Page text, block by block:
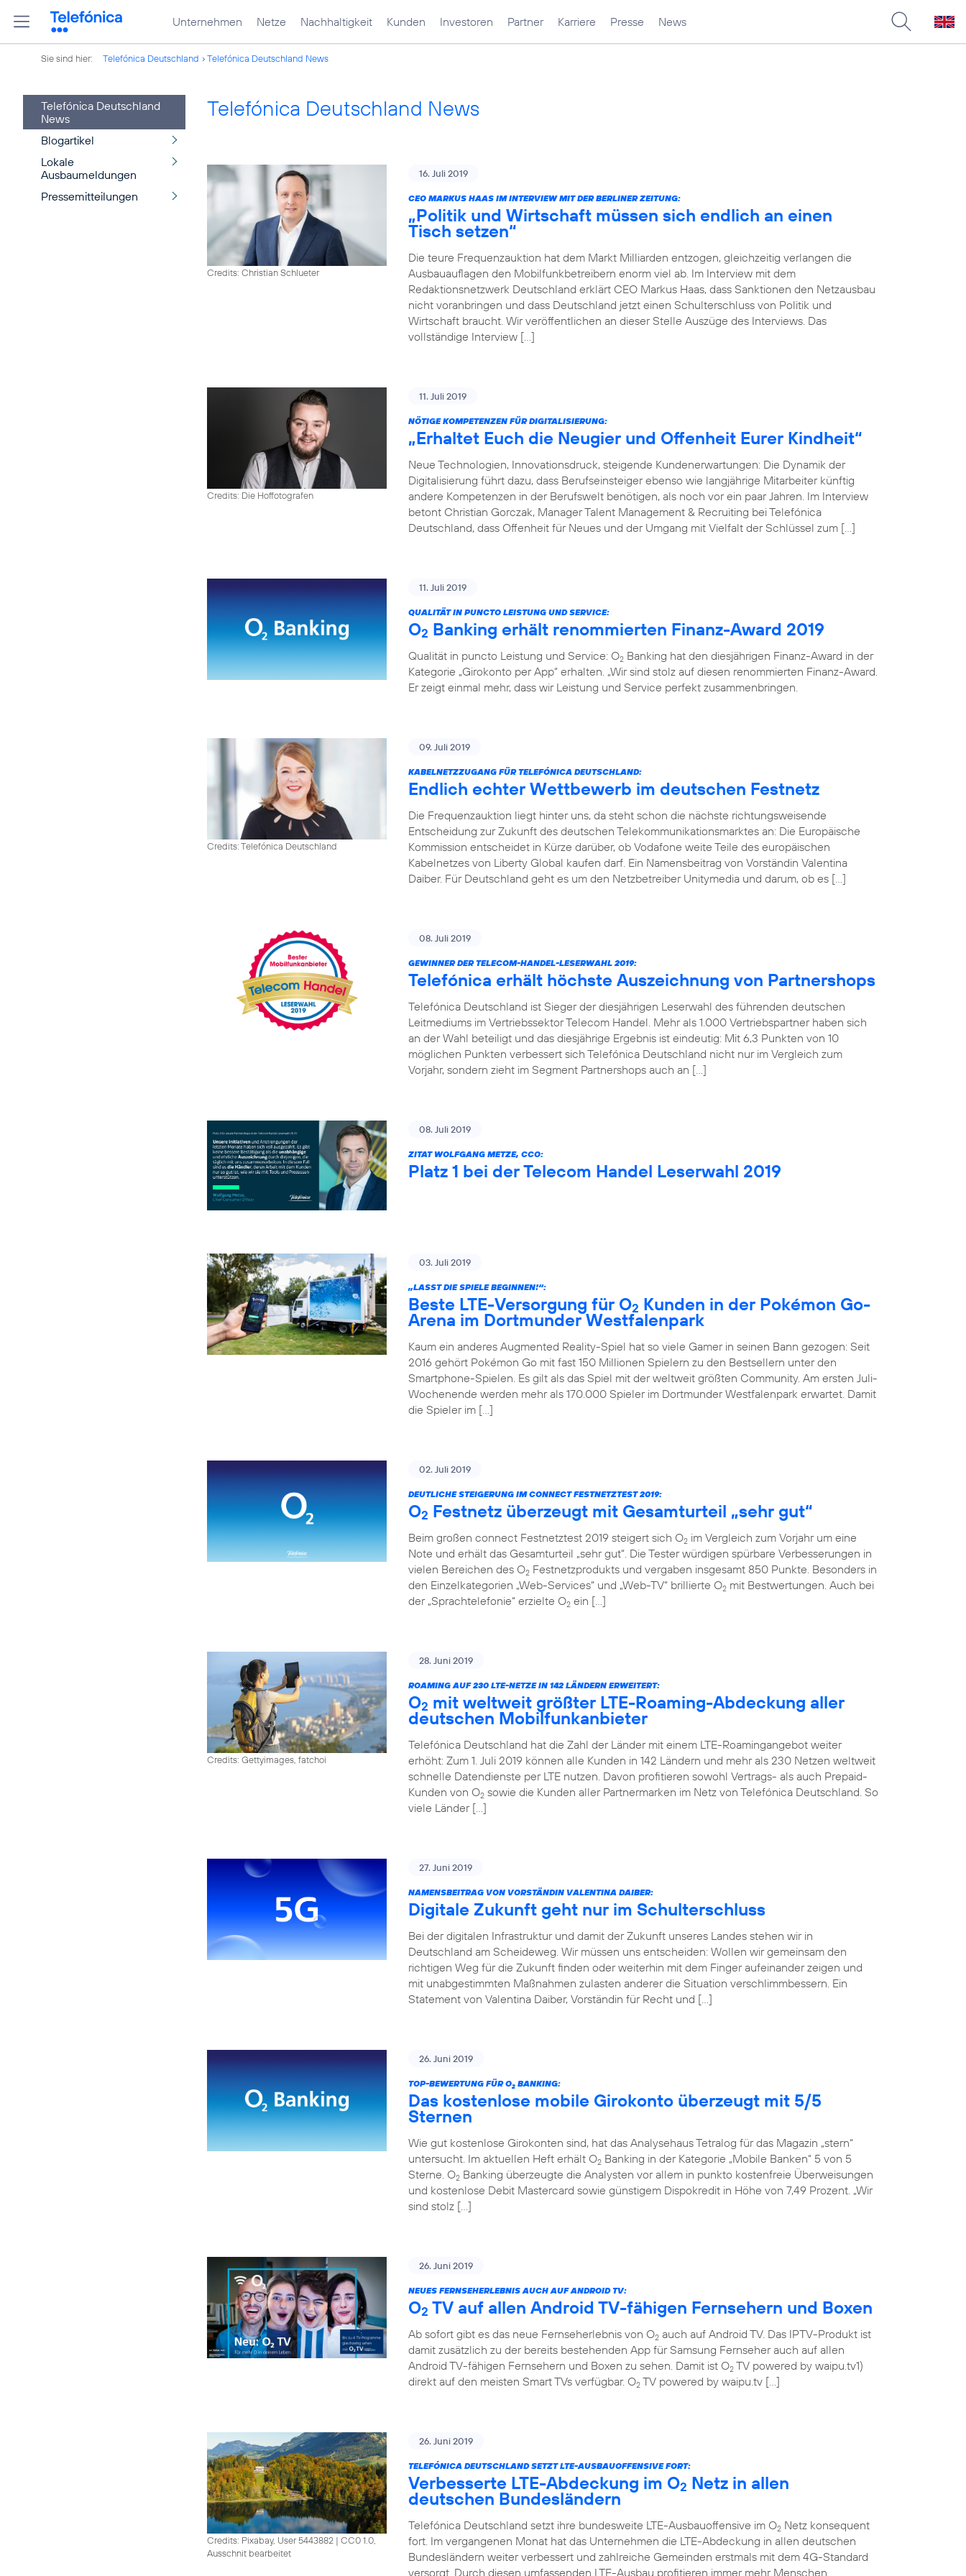
Unternehmen Netze Nachhaltigkeit Kunden Investoren Partner Karriere Presse News
Sie sind hier: Telefónica Deutschland Telefónica Deutschland News
Telefónica Deutschland
News
Blogartikel
Lokale
Ausbaumeldungen
Pressemitteilungen
Telefónica Deutschland News
Credits: Christian Schlueter
16. Juli 2019
CEO MARKUS HAAS IM INTERVIEW MIT DER BERLINER ZEITUNG:
„Politik und Wirtschaft müssen sich endlich an einen
Tisch setzen“
Die teure Frequenzauktion hat dem Markt Milliarden entzogen, gleichzeitig verlangen die
Ausbauauflagen den Mobilfunkbetreibern enorm viel ab. Im Interview mit dem
Redaktionsnetzwerk Deutschland erklärt CEO Markus Haas, dass Sanktionen den Netzausbau
nicht voranbringen und dass Deutschland jetzt einen Schulterschluss von Politik und
Wirtschaft braucht. Wir veröffentlichen an dieser Stelle Auszüge des Interviews. Das
vollständige Interview […]
Credits: Die Hoffotografen
11. Juli 2019
NÖTIGE KOMPETENZEN FÜR DIGITALISIERUNG:
„Erhaltet Euch die Neugier und Offenheit Eurer Kindheit“
Neue Technologien, Innovationsdruck, steigende Kundenerwartungen: Die Dynamik der
Digitalisierung führt dazu, dass Berufseinsteiger ebenso wie langjährige Mitarbeiter künftig
andere Kompetenzen in der Berufswelt benötigen, als noch vor ein paar Jahren. Im Interview
betont Christian Gorczak, Manager Talent Management & Recruiting bei Telefónica
Deutschland, dass Offenheit für Neues und der Umgang mit Vielfalt der Schlüssel zum […]
11. Juli 2019
QUALITÄT IN PUNCTO LEISTUNG UND SERVICE:
O2 Banking erhält renommierten Finanz-Award 2019
Qualität in puncto Leistung und Service: O2 Banking hat den diesjährigen Finanz-Award in der
Kategorie „Girokonto per App“ erhalten. „Wir sind stolz auf diesen renommierten Finanz-Award.
Er zeigt einmal mehr, dass wir Leistung und Service perfekt zusammenbringen.
Credits: Telefónica Deutschland
09. Juli 2019
KABELNETZZUGANG FÜR TELEFÓNICA DEUTSCHLAND:
Endlich echter Wettbewerb im deutschen Festnetz
Die Frequenzauktion liegt hinter uns, da steht schon die nächste richtungsweisende
Entscheidung zur Zukunft des deutschen Telekommunikationsmarktes an: Die Europäische
Kommission entscheidet in Kürze darüber, ob Vodafone weite Teile des europäischen
Kabelnetzes von Liberty Global kaufen darf. Ein Namensbeitrag von Vorständin Valentina
Daiber. Für Deutschland geht es um den Netzbetreiber Unitymedia und darum, ob es […]
08. Juli 2019
GEWINNER DER TELECOM-HANDEL-LESERWAHL 2019:
Telefónica erhält höchste Auszeichnung von Partnershops
Telefónica Deutschland ist Sieger der diesjährigen Leserwahl des führenden deutschen
Leitmediums im Vertriebssektor Telecom Handel. Mehr als 1.000 Vertriebspartner haben sich
an der Wahl beteiligt und das diesjährige Ergebnis ist eindeutig: Mit 6,3 Punkten von 10
möglichen Punkten verbessert sich Telefónica Deutschland nicht nur im Vergleich zum
Vorjahr, sondern zieht im Segment Partnershops auch an […]
08. Juli 2019
ZITAT WOLFGANG METZE, CCO:
Platz 1 bei der Telecom Handel Leserwahl 2019
03. Juli 2019
„LASST DIE SPIELE BEGINNEN!“:
Beste LTE-Versorgung für O2 Kunden in der Pokémon Go-
Arena im Dortmunder Westfalenpark
Kaum ein anderes Augmented Reality-Spiel hat so viele Gamer in seinen Bann gezogen: Seit
2016 gehört Pokémon Go mit fast 150 Millionen Spielern zu den Bestsellern unter den
Smartphone-Spielen. Es gilt als das Spiel mit der weltweit größten Community. Am ersten Juli-
Wochenende werden mehr als 170.000 Spieler im Dortmunder Westfalenpark erwartet. Damit
die Spieler im […]
02. Juli 2019
DEUTLICHE STEIGERUNG IM CONNECT FESTNETZTEST 2019:
O2 Festnetz überzeugt mit Gesamturteil „sehr gut“
Beim großen connect Festnetztest 2019 steigert sich O2 im Vergleich zum Vorjahr um eine
Note und erhält das Gesamturteil „sehr gut“. Die Tester würdigen spürbare Verbesserungen in
vielen Bereichen des O2 Festnetzprodukts und vergaben insgesamt 850 Punkte. Besonders in
den Einzelkategorien „Web-Services“ und „Web-TV“ brillierte O2 mit Bestwertungen. Auch bei
der „Sprachtelefonie“ erzielte O2 ein […]
Credits: Gettyimages, fatchoi
28. Juni 2019
ROAMING AUF 230 LTE-NETZE IN 142 LÄNDERN ERWEITERT:
O2 mit weltweit größter LTE-Roaming-Abdeckung aller
deutschen Mobilfunkanbieter
Telefónica Deutschland hat die Zahl der Länder mit einem LTE-Roamingangebot weiter
erhöht: Zum 1. Juli 2019 können alle Kunden in 142 Ländern und mehr als 230 Netzen weltweit
schnelle Datendienste per LTE nutzen. Davon profitieren sowohl Vertrags- als auch Prepaid-
Kunden von O2 sowie die Kunden aller Partnermarken im Netz von Telefónica Deutschland. So
viele Länder […]
27. Juni 2019
NAMENSBEITRAG VON VORSTÄNDIN VALENTINA DAIBER:
Digitale Zukunft geht nur im Schulterschluss
Bei der digitalen Infrastruktur und damit der Zukunft unseres Landes stehen wir in
Deutschland am Scheideweg. Wir müssen uns entscheiden: Wollen wir gemeinsam den
richtigen Weg für die Zukunft finden oder weiterhin mit dem Finger aufeinander zeigen und
mit unabgestimmten Maßnahmen zulasten anderer die Situation verschlimmbessern. Ein
Statement von Valentina Daiber, Vorständin für Recht und […]
26. Juni 2019
TOP-BEWERTUNG FÜR O2 BANKING:
Das kostenlose mobile Girokonto überzeugt mit 5/5
Sternen
Wie gut kostenlose Girokonten sind, hat das Analysehaus Tetralog für das Magazin „stern“
untersucht. Im aktuellen Heft erhält O2 Banking in der Kategorie „Mobile Banken“ 5 von 5
Sterne. O2 Banking überzeugte die Analysten vor allem in punkto kostenfreie Überweisungen
und kostenlose Debit Mastercard sowie günstigem Dispokredit in Höhe von 7,49 Prozent. „Wir
sind stolz […]
26. Juni 2019
NEUES FERNSEHERLEBNIS AUCH AUF ANDROID TV:
O2 TV auf allen Android TV-fähigen Fernsehern und Boxen
Ab sofort gibt es das neue Fernseherlebnis von O2 auch auf Android TV. Das IPTV-Produkt ist
damit zusätzlich zu der bereits bestehenden App für Samsung Fernseher auch auf allen
Android TV-fähigen Fernsehern und Boxen zu sehen. Damit ist O2 TV powered by waipu.tv1)
direkt auf den meisten Smart TVs verfügbar. O2 TV powered by waipu.tv […]
Credits: Pixabay, User 5443882 | CC0 1.0,
Ausschnit bearbeitet
26. Juni 2019
TELEFÓNICA DEUTSCHLAND SETZT LTE-AUSBAUOFFENSIVE FORT:
Verbesserte LTE-Abdeckung im O2 Netz in allen
deutschen Bundesländern
Telefónica Deutschland setzt ihre bundesweite LTE-Ausbauoffensive im O2 Netz konsequent
fort. Im vergangenen Monat hat das Unternehmen die LTE-Abdeckung in allen deutschen
Bundesländern weiter verbessert und zahlreiche Gemeinden erstmals mit dem 4G-Standard
versorgt. Durch diesen umfassenden LTE-Ausbau profitieren immer mehr Menschen